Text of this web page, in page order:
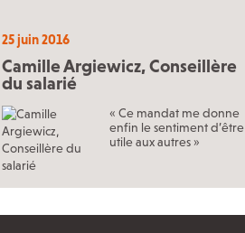
25 juin 2016
Camille Argiewicz, Conseillère
du salarié
« Ce mandat me donne
enfin le sentiment d’être
utile aux autres »